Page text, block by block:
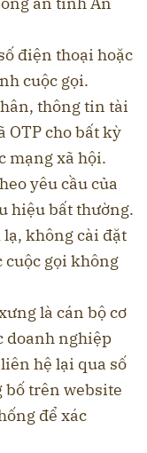
điện thoại hoặc
cuộc gọi.
thông tin tài
OTP cho bất kỳ
mạng xã hội.
yêu cầu của
hiệu bất thường.
không cài đặt
cuộc gọi không
là cán bộ cơ
doanh nghiệp
hệ lại qua số
bố trên website
để xác